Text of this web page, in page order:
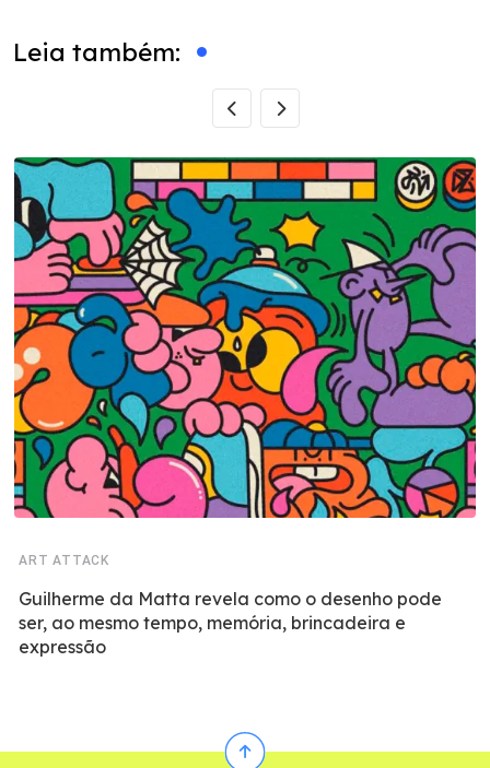
Leia também:
ART ATTACK
Guilherme da Matta revela como o desenho pode
ser, ao mesmo tempo, memória, brincadeira e
expressão